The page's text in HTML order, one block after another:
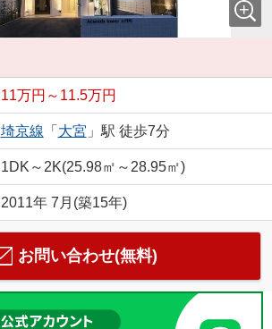
11万円～11.5万円
埼京線 「 大宮 」駅 徒歩7分
1DK～2K(25.98㎡～28.95㎡)
2011年 7月(築15年)
お問い合わせ(無料)